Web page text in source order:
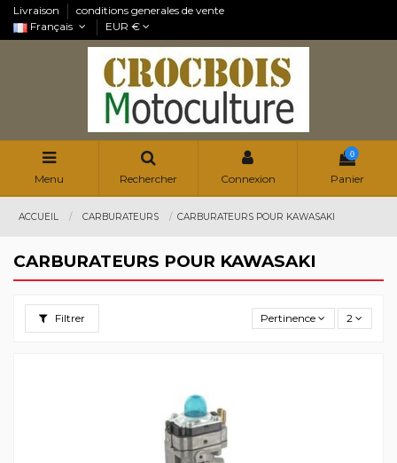
Livraison
conditions generales de vente
Français
EUR €
Menu Rechercher Connexion
0
Panier
ACCUEIL CARBURATEURS CARBURATEURS POUR KAWASAKI
CARBURATEURS POUR KAWASAKI
Filtrer Pertinence 2